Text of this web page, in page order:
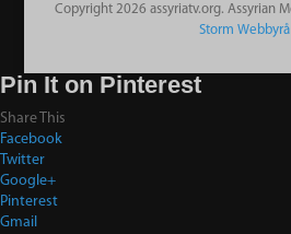
Copyright 2026 assyriatv.org. Assyrian
Storm Webbyrå
Pin It on Pinterest
Share This
Facebook
Twitter
Google+
Pinterest
Gmail